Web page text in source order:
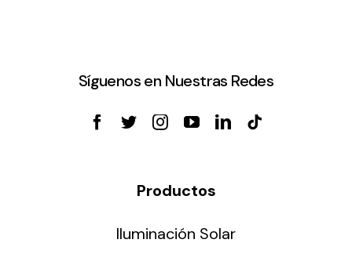
Síguenos en Nuestras Redes
Productos
Iluminación Solar